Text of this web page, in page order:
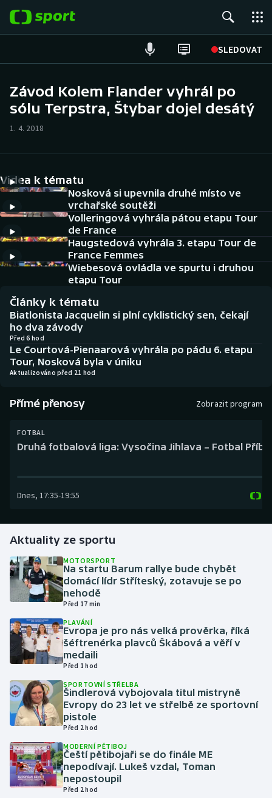
SLEDOVAT
Hokej
Cyklistika
DALŠÍ SPORTY
Americký fotbal
Baseball a softbal
Basketbal
Biatlon
Boby a skeleton
Box
Golf
Gymnastika
Házená
Jezdectví
Judo
Krasobruslení
Lezení
Lyže a snowboard
Moderní pětiboj
NEPŘEHLÉDNĚTE
Historické návraty
Aplikace ČT sport
AZ kvíz
Závod Kolem Flander vyhrál po
sólu Terpstra, Štybar dojel desátý
1. 4. 2018
Videa k tématu
Nosková si upevnila druhé místo ve
vrchařské soutěži
Volleringová vyhrála pátou etapu Tour
de France
Haugstedová vyhrála 3. etapu Tour de
France Femmes
Wiebesová ovládla ve spurtu i druhou
etapu Tour
Články k tématu
Biatlonista Jacquelin si plní cyklistický sen, čekají
ho dva závody
Před 6 hod
Le Courtová-Pienaarová vyhrála po pádu 6. etapu
Tour, Nosková byla v úniku
Aktualizováno před 21 hod
Přímé přenosy Zobrazit program
FOTBAL
Druhá fotbalová liga: Vysočina Jihlava – Fotbal
Dnes, 17:35-19:55
Aktuality ze sportu
MOTORSPORT
Na startu Barum rallye bude chybět
domácí lídr Stříteský, zotavuje se po
nehodě
Před 17 min
PLAVÁNÍ
Evropa je pro nás velká prověrka, říká
šéftrenérka plavců Škábová a věří v
medaili
Před 1 hod
SPORTOVNÍ STŘELBA
Šindlerová vybojovala titul mistryně
Evropy do 23 let ve střelbě ze sportovní
pistole
Před 2 hod
MODERNÍ PĚTIBOJ
Čeští pětibojaři se do finále ME
nepodívají. Lukeš vzdal, Toman
nepostoupil
Před 2 hod